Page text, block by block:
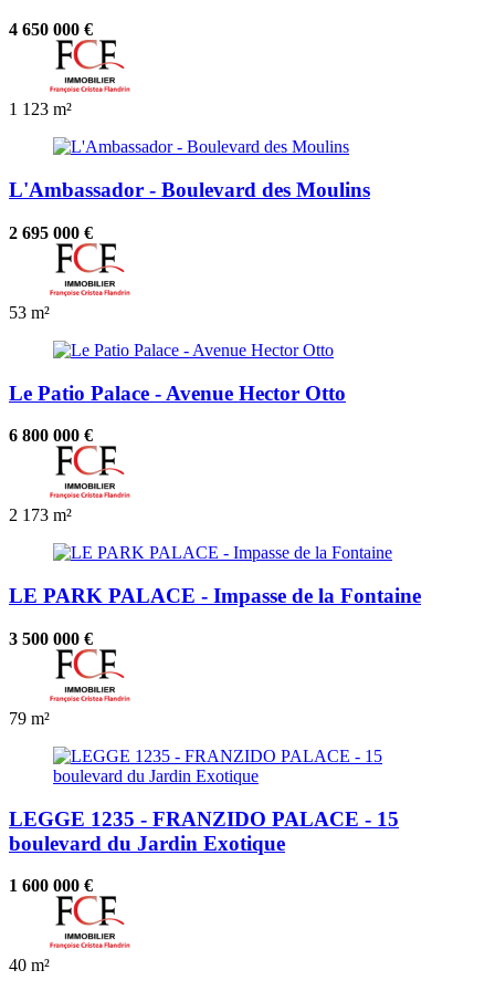
4 650 000 €
1 123 m²
L'Ambassador - Boulevard des Moulins
2 695 000 €
53 m²
Le Patio Palace - Avenue Hector Otto
6 800 000 €
2 173 m²
LE PARK PALACE - Impasse de la Fontaine
3 500 000 €
79 m²
LEGGE 1235 - FRANZIDO PALACE - 15
boulevard du Jardin Exotique
1 600 000 €
40 m²